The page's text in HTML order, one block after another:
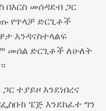
በእርስ መሰዳደብ ጋር
የጥላቻ ድርጊቶች
እንዳናስተላልፍ
መሰል ድርጊቶች ለሁለት
ተያይዞ እንደነበረና
ፔጅ እንደከፈተ ግን